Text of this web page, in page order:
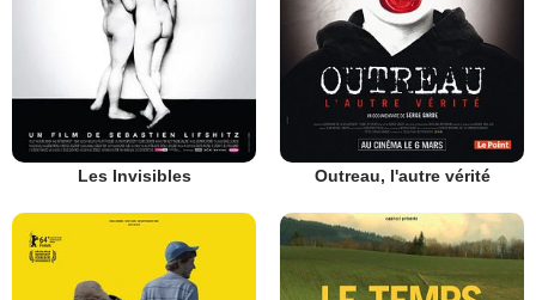
Les Invisibles Outreau, l'autre vérité